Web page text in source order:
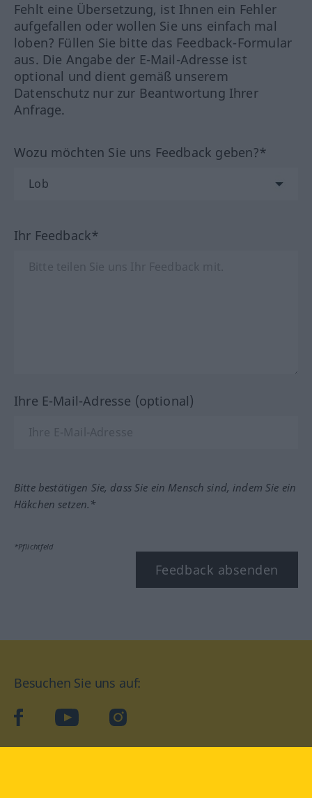
Fehlt eine Übersetzung, ist Ihnen ein Fehler
aufgefallen oder wollen Sie uns einfach mal
loben? Füllen Sie bitte das Feedback-Formular
aus. Die Angabe der E-Mail-Adresse ist
optional und dient gemäß unserem
Datenschutz nur zur Beantwortung Ihrer
Anfrage.
Wozu möchten Sie uns Feedback geben?*
Ihr Feedback*
Ihre E-Mail-Adresse (optional)
Bitte bestätigen Sie, dass Sie ein Mensch sind, indem Sie ein
Häkchen setzen.*
*Pflichtfeld
Feedback absenden
Besuchen Sie uns auf:
facebookYouTube Instagram